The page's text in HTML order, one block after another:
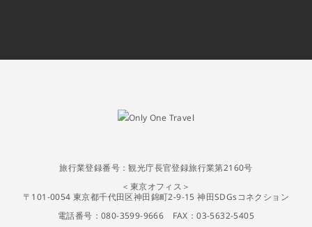
旅行業登録番号：観光庁長官登録旅行業第2160号
＜東京オフィス＞
〒101-0054 東京都千代田区神田錦町2-9-15 神田SDGsコネクション
電話番号：080-3599-9666 FAX：03-5632-5405